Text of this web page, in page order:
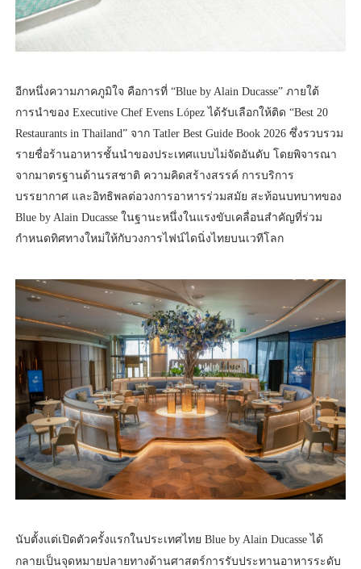
อีกหนึ่งความภาคภูมิใจ คือการที่ “Blue by Alain Ducasse” ภายใต้
การนำของ Executive Chef Evens López ได้รับเลือกให้ติด “Best 20
Restaurants in Thailand” จาก Tatler Best Guide Book 2026 ซึ่งรวบรวม
รายชื่อร้านอาหารชั้นนำของประเทศแบบไม่จัดอันดับ โดยพิจารณา
จากมาตรฐานด้านรสชาติ ความคิดสร้างสรรค์ การบริการ
บรรยากาศ และอิทธิพลต่อวงการอาหารร่วมสมัย สะท้อนบทบาทของ
Blue by Alain Ducasse ในฐานะหนึ่งในแรงขับเคลื่อนสำคัญที่ร่วม
กำหนดทิศทางใหม่ให้กับวงการไฟน์ไดนิ่งไทยบนเวทีโลก
นับตั้งแต่เปิดตัวครั้งแรกในประเทศไทย Blue by Alain Ducasse ได้
กลายเป็นจุดหมายปลายทางด้านศาสตร์การรับประทานอาหารระดับ